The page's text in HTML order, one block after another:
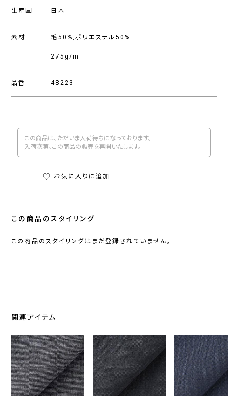
生産国 日本
素材 毛50%,ポリエステル50%
275g/m
品番 48223
この商品は、ただいま入荷待ちになっております。
入荷次第、この商品の販売を再開いたします。
お気に入りに追加
この商品のスタイリング
この商品のスタイリングはまだ登録されていません。
関連アイテム